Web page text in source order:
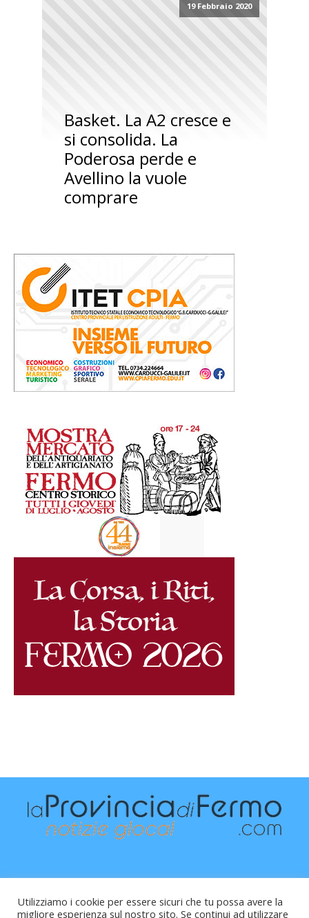
19 Febbraio 2020
Basket. La A2 cresce e
si consolida. La
Poderosa perde e
Avellino la vuole
comprare
Utilizziamo i cookie per essere sicuri che tu possa avere la
migliore esperienza sul nostro sito. Se continui ad utilizzare